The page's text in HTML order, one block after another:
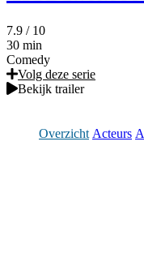
7.9 / 10
30 min
Comedy
Volg deze serie
Bekijk trailer
Overzicht Acteurs